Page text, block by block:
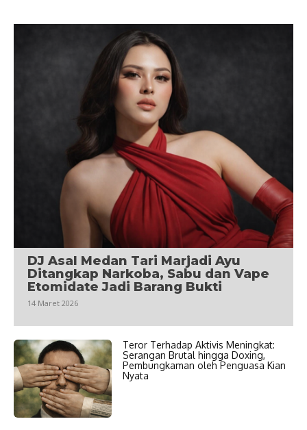
DJ Asal Medan Tari Marjadi Ayu
Ditangkap Narkoba, Sabu dan Vape
Etomidate Jadi Barang Bukti
14 Maret 2026
Teror Terhadap Aktivis Meningkat:
Serangan Brutal hingga Doxing,
Pembungkaman oleh Penguasa Kian
Nyata